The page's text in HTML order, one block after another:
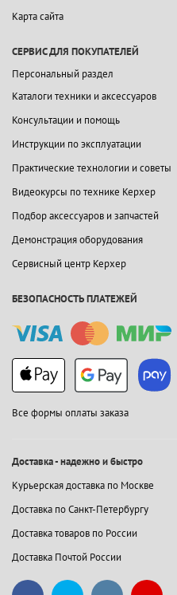
Карта сайта
СЕРВИС ДЛЯ ПОКУПАТЕЛЕЙ
Персональный раздел
Каталоги техники и аксессуаров
Консультации и помощь
Инструкции по эксплуатации
Практические технологии и советы
Видеокурсы по технике Керхер
Подбор аксессуаров и запчастей
Демонстрация оборудования
Сервисный центр Керхер
БЕЗОПАСНОСТЬ ПЛАТЕЖЕЙ
Все формы оплаты заказа
Доставка - надежно и быстро
Курьерская доставка по Москве
Доставка по Санкт-Петербургу
Доставка товаров по России
Доставка Почтой России